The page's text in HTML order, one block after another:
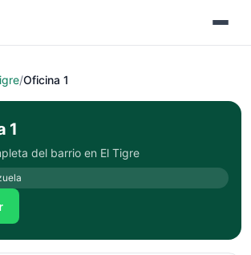
/Oficina 1
1
del barrio en El Tigre